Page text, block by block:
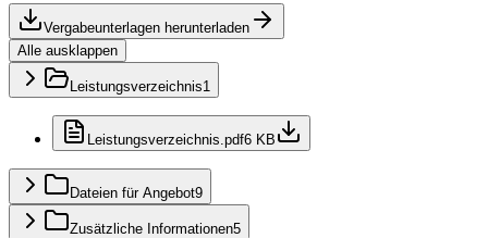
Vergabeunterlagen herunterladen
Alle ausklappen
Leistungsverzeichnis1
Leistungsverzeichnis.pdf6 KB
Dateien für Angebot9
Zusätzliche Informationen5